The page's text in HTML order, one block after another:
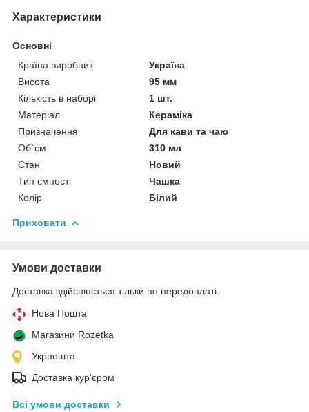
Характеристики
Основні
Країна виробник
Україна
Висота
95 мм
Кількість в наборі
1 шт.
Матеріал
Кераміка
Призначення
Для кави та чаю
Об`єм
310 мл
Стан
Новий
Тип ємності
Чашка
Колір
Білий
Приховати
Умови доставки
Доставка здійснюється тільки по передоплаті.
Нова Пошта
Магазини Rozetka
Укрпошта
Доставка кур'єром
Всі умови доставки